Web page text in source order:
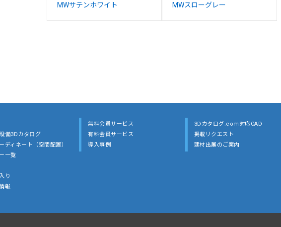
MWサテンホワイト MWスローグレー
備3Dカタログ
ディネート（空間配置）
一覧
り
報
無料会員サービス
有料会員サービス
導入事例
3Dカタログ.com対応CAD
掲載リクエスト
建材出展のご案内